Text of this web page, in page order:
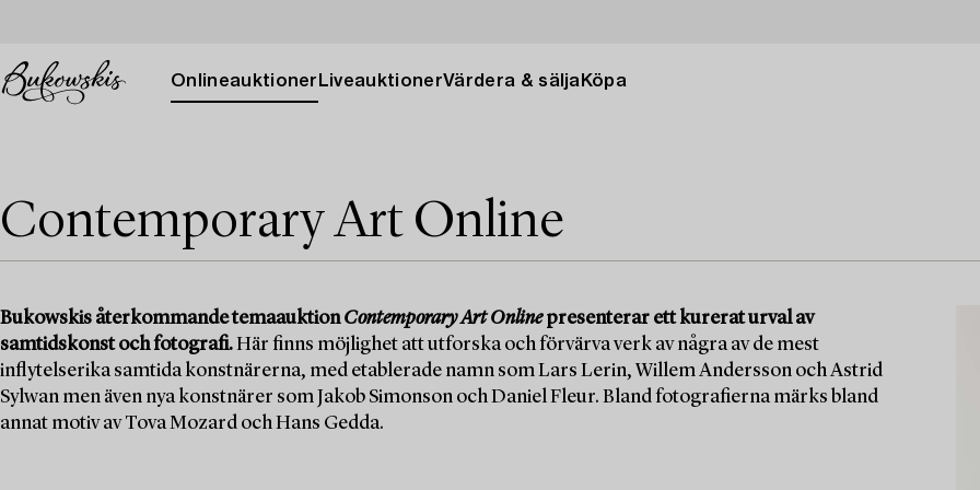
Onlineauktioner LiveauktionerVärdera & sälja Köpa
Contemporary Art Online
Bukowskis återkommande temaauktionContemporary Art Onlinepresenterar ett kurerat urval av
samtidskonst och fotografi.Här finns möjlighet att utforska och förvärva verk av några av de mest
inflytelserika samtida konstnärerna, med etablerade namn som Lars Lerin, Willem Andersson och Astrid
Sylwan men även nya konstnärer som Jakob Simonson och Daniel Fleur. Bland fotografierna märks bland
annat motiv av Tova Mozard och Hans Gedda.